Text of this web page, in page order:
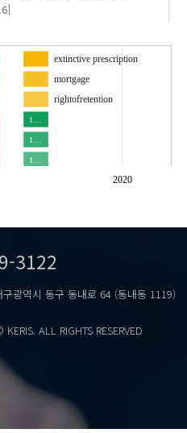
2020
extinctive prescription
mortgage
rightofretention
t…
t…
t…
공소시효의 근거
민법개정안
기
권
권
3122
광역시 동구 동내로 64 (동내동 1119)
ALL RIGHTS RESERVED